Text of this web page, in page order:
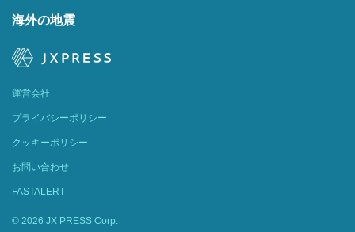
海外の地震
運営会社
プライバシーポリシー
クッキーポリシー
お問い合わせ
FASTALERT
© 2026 JX PRESS Corp.